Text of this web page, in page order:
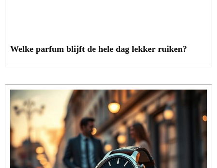
Welke parfum blijft de hele dag lekker ruiken?